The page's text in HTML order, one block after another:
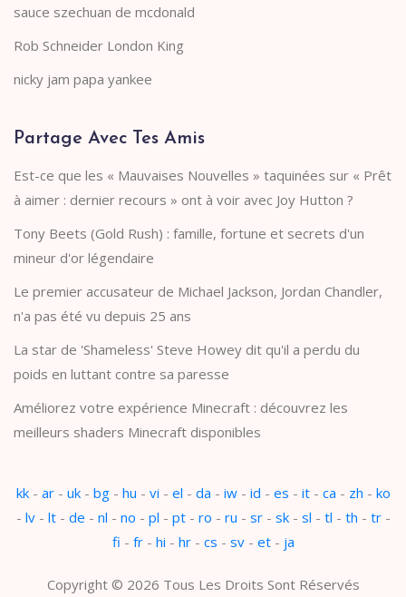
sauce szechuan de mcdonald
Rob Schneider London King
nicky jam papa yankee
Partage Avec Tes Amis
Est-ce que les « Mauvaises Nouvelles » taquinées sur « Prêt
à aimer : dernier recours » ont à voir avec Joy Hutton ?
Tony Beets (Gold Rush) : famille, fortune et secrets d'un
mineur d'or légendaire
Le premier accusateur de Michael Jackson, Jordan Chandler,
n'a pas été vu depuis 25 ans
La star de 'Shameless' Steve Howey dit qu'il a perdu du
poids en luttant contre sa paresse
Améliorez votre expérience Minecraft : découvrez les
meilleurs shaders Minecraft disponibles
kk- ar- uk- bg- hu - vi - el - da - iw- id - es - it- ca - zh - ko
- lv- lt- de - nl - no - pl - pt- ro - ru - sr- sk- sl - tl - th - tr-
fi - fr- hi - hr- cs - sv- et- ja
Copyright © 2026 Tous Les Droits Sont Réservés